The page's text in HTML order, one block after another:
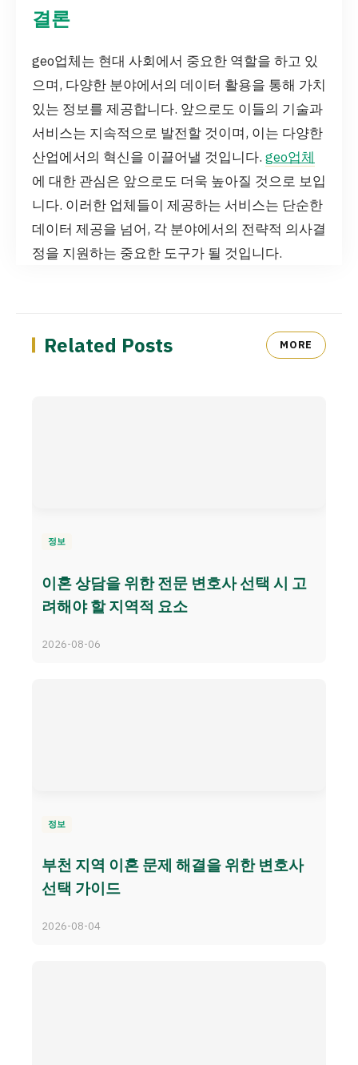
결론
geo업체는 현대 사회에서 중요한 역할을 하고 있
으며, 다양한 분야에서의 데이터 활용을 통해 가치
있는 정보를 제공합니다. 앞으로도 이들의 기술과
서비스는 지속적으로 발전할 것이며, 이는 다양한
산업에서의 혁신을 이끌어낼 것입니다. geo업체
에 대한 관심은 앞으로도 더욱 높아질 것으로 보입
니다. 이러한 업체들이 제공하는 서비스는 단순한
데이터 제공을 넘어, 각 분야에서의 전략적 의사결
정을 지원하는 중요한 도구가 될 것입니다.
Related Posts MORE
정보
이혼 상담을 위한 전문 변호사 선택 시 고
려해야 할 지역적 요소
2026-08-06
정보
부천 지역 이혼 문제 해결을 위한 변호사
선택 가이드
2026-08-04